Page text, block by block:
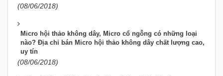
(08/06/2018)
Micro hội thảo không dây, Micro cổ ngỗng có những loại
nào? Địa chỉ bán Micro hội thảo không dây chất lượng cao,
uy tín
(08/06/2018)